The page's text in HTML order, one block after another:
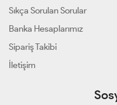
Sıkça Sorulan Sorular
Banka Hesaplarımız
Sipariş Takibi
İletişim